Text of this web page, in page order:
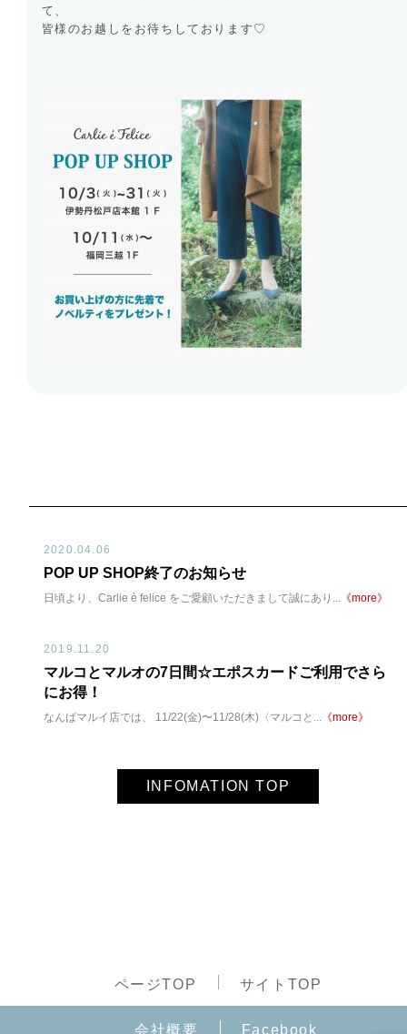
て、
皆様のお越しをお待ちしております♡
2020.04.06
POP UP SHOP終了のお知らせ
日頃より、Carlie è felice をご愛顧いただきまして誠にあり... 《more》
2019.11.20
マルコとマルオの7日間☆エポスカードご利用でさら
にお得！
なんばマルイ店では、 11/22(金)〜11/28(木)〈マルコと... 《more》
INFOMATION TOP
ページTOP サイトTOP
会社概要 Facebook